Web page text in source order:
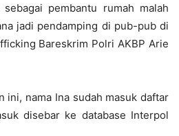
pembantu rumah malah
jadi pendamping di pub-pub di
Bareskrim Polri AKBP Arie
ini, nama Ina sudah masuk daftar
disebar ke database Interpol